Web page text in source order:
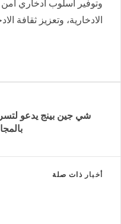
وتوفير أسلوب ادخاري
الادخارية، وتعزيز ثقافة
شي جين بينج يدعو
أخبار ذات صلة